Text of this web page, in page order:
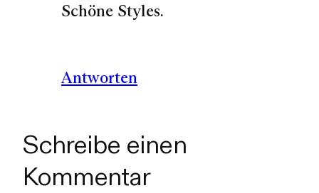
Schöne Styles.
Antworten
Schreibe einen
Kommentar